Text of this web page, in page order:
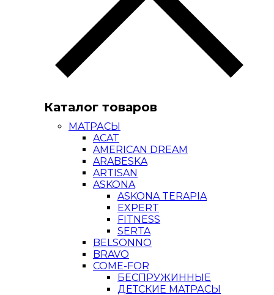
Каталог товаров
МАТРАСЫ
ACAT
AMERICAN DREAM
ARABESKA
ARTISAN
ASKONA
ASKONA TERAPIA
EXPERT
FITNESS
SERTA
BELSONNO
BRAVO
COME-FOR
БЕСПРУЖИННЫЕ
ДЕТСКИЕ МАТРАСЫ